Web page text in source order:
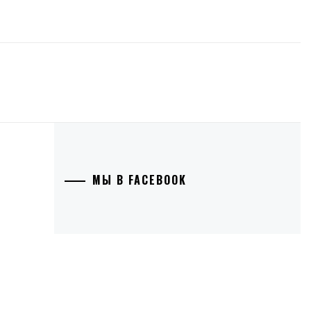
МЫ В FACEBOOK